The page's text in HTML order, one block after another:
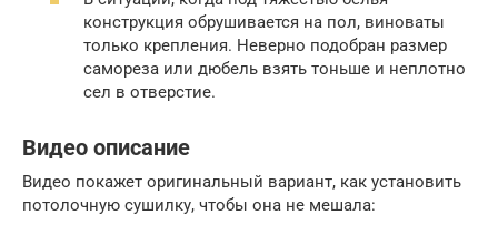
конструкция обрушивается на пол, виноваты
только крепления. Неверно подобран размер
самореза или дюбель взять тоньше и неплотно
сел в отверстие.
Видео описание
Видео покажет оригинальный вариант, как установить
потолочную сушилку, чтобы она не мешала: